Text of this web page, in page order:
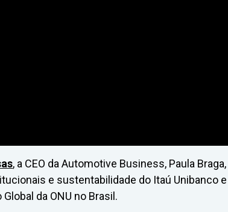
, a CEO da Automotive Business, Paula
e sustentabilidade do Itaú Unibanco
da ONU no Brasil.